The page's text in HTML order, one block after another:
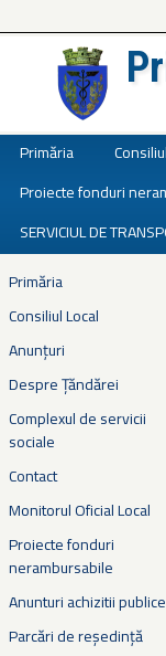
Primăria
Proiecte fonduri
SERVICIUL DE
Primăria
Consiliul Local
Anunțuri
Despre Țăndărei
Complexul de servicii
sociale
Contact
Monitorul Oficial Local
Proiecte fonduri
nerambursabile
Anunturi achizitii publice
Parcări de reședință